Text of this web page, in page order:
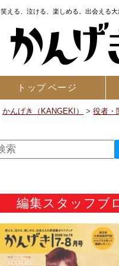
笑える、泣ける、楽しめる。出会える
トップページ
かんげき（KANGEKI） >役者・
編集スタッフブ